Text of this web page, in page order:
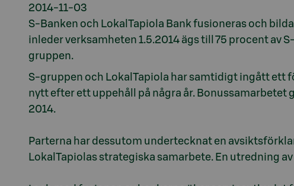
2014-11-03
S-Banken och LokalTapiola Bank fusioneras och
inleder verksamheten 1.5.2014 ägs till 75 procent av
gruppen.
S-gruppen och LokalTapiola har samtidigt ingått ett
nytt efter ett uppehåll på några år. Bonussamarbetet
2014.
Parterna har dessutom undertecknat en
LokalTapiolas strategiska samarbete. En utredning